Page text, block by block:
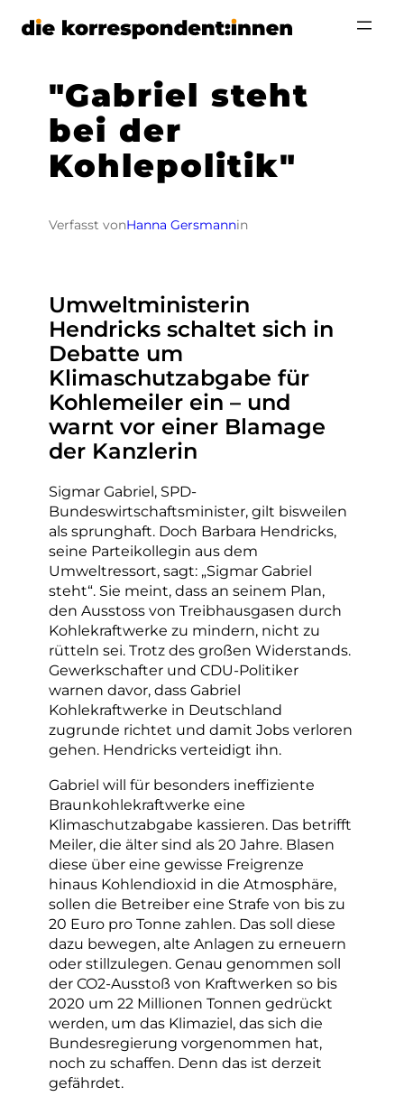
Zum
"Gabriel steht
bei der
Kohlepolitik"
Verfasst vonHanna Gersmannin
Umweltministerin
Hendricks schaltet sich in
Debatte um
Klimaschutzabgabe für
Kohlemeiler ein – und
warnt vor einer Blamage
der Kanzlerin
Sigmar Gabriel, SPD-
Bundeswirtschaftsminister, gilt bisweilen
als sprunghaft. Doch Barbara Hendricks,
seine Parteikollegin aus dem
Umweltressort, sagt: „Sigmar Gabriel
steht“. Sie meint, dass an seinem Plan,
den Ausstoss von Treibhausgasen durch
Kohlekraftwerke zu mindern, nicht zu
rütteln sei. Trotz des großen Widerstands.
Gewerkschafter und CDU-Politiker
warnen davor, dass Gabriel
Kohlekraftwerke in Deutschland
zugrunde richtet und damit Jobs verloren
gehen. Hendricks verteidigt ihn.
Gabriel will für besonders ineffiziente
Braunkohlekraftwerke eine
Klimaschutzabgabe kassieren. Das betrifft
Meiler, die älter sind als 20 Jahre. Blasen
diese über eine gewisse Freigrenze
hinaus Kohlendioxid in die Atmosphäre,
sollen die Betreiber eine Strafe von bis zu
20 Euro pro Tonne zahlen. Das soll diese
dazu bewegen, alte Anlagen zu erneuern
oder stillzulegen. Genau genommen soll
der CO2-Ausstoß von Kraftwerken so bis
2020 um 22 Millionen Tonnen gedrückt
werden, um das Klimaziel, das sich die
Bundesregierung vorgenommen hat,
noch zu schaffen. Denn das ist derzeit
gefährdet.